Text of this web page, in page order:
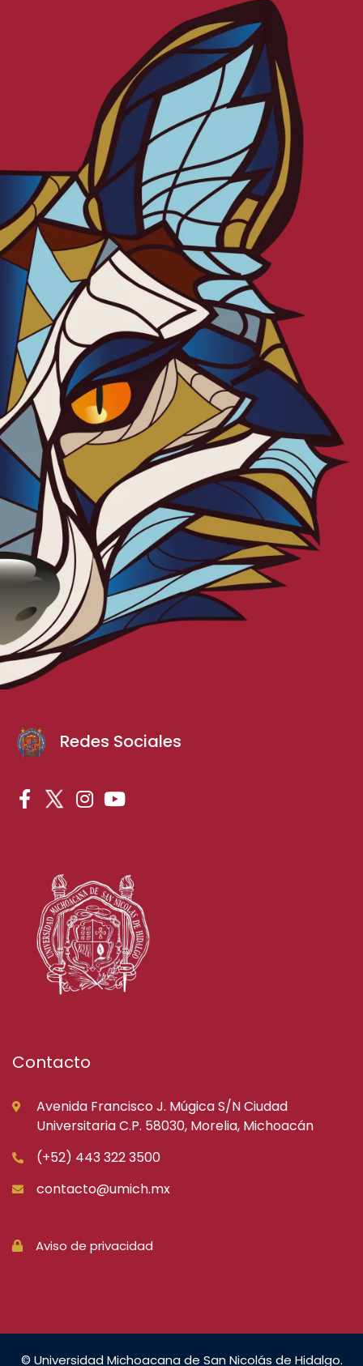
Redes Sociales
Contacto
Avenida Francisco J. Múgica S/N Ciudad
Universitaria C.P. 58030, Morelia, Michoacán
(+52) 443 322 3500
contacto@umich.mx
Aviso de privacidad
© Universidad Michoacana de San Nicolás de Hidalgo.